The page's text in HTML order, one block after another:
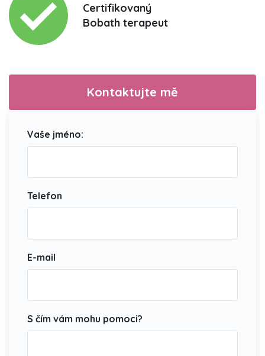
Certifikovaný
Bobath terapeut
Kontaktujte mě
Vaše jméno:
Telefon
E-mail
S čím vám mohu pomoci?